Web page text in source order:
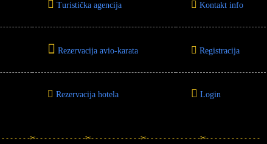
Turistička agencija Kontakt info
Rezervacija avio-karata Registracija
Rezervacija hotela Login
- - - - -✂- - - - - - - - - - - -✂- - - - - - - - - - - -✂- - - - - - - - - - - - -✂- - - - - - - - - - - - -